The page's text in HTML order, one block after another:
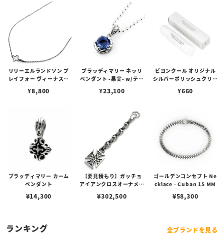
リリーエルランドソン プ
レイフォー ヴィーナスチ
¥8,800
ブラッディマリー ネッリ
ペンダント -果実- w/ティ
¥23,100
ビヨンクール オリジナル
シルバーポリッシュクリー
ュ）
¥660
ブラッディマリー カーム
ペンダント
¥14,300
【要見積もり】ガッチョ
アイアンクロスオーナメン
クスハンターノッカー Ve
¥302,500
ゴールデンコンセプト Ne
cklace - Cuban 15 MM
¥58,300
ランキング 全ブランドを見る